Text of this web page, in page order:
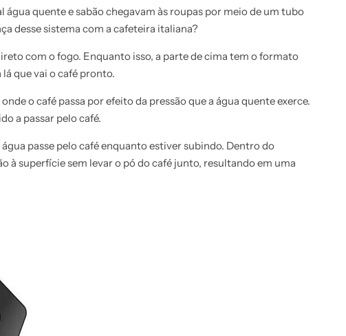
quente e sabão chegavam às roupas por meio de um tubo
desse sistema com a cafeteira italiana?
com o fogo. Enquanto isso, a parte de cima tem o formato
que vai o café pronto.
o café passa por efeito da pressão que a água quente exerce.
a passar pelo café.
passe pelo café enquanto estiver subindo. Dentro do
à superfície sem levar o pó do café junto, resultando em uma